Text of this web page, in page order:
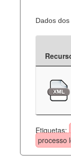
Dados
Etiquetas:
processo